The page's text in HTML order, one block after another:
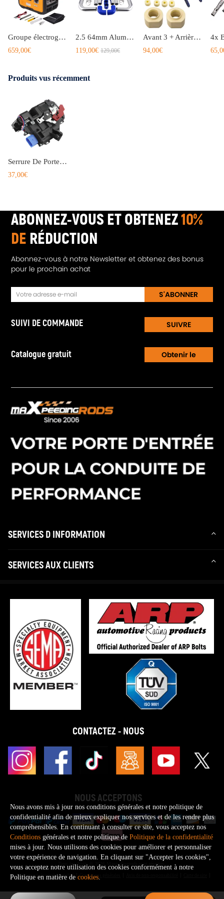
Groupe électrogène Inverter Silencieux 2.3KW, 3.3kW 5.5KW LPG essence Générateur
659,00€
2.5 64mm Aluminum Turbo Intercooler Turbo Piping pipe Universel Turbo tuyau kit
119,00€ 129,00€
Avant 3 + Arrière 2 Lift Kit Spacers compatible pour Jeep Cherokee XJ 84-01 4WD
94,00€
Produits vus récemment
Serrure De Porte Avant Gauche compatible pour Vw Golf V Plus Jetta Iii Touran compatible pour Skoda Octavia
37,00€
ABONNEZ-VOUS ET OBTENEZ10%
DE RÉDUCTION
Abonnez-vous à notre Newsletter et obtenez des bonus
pour le prochain achat
S'ABONNER
SUIVI DE COMMANDE SUIVRE
Catalogue gratuit
Obtenir le
SERVICES D INFORMATION
SERVICES AUX CLIENTS
CONTACTEZ - NOUS
NOUS ACCEPTONS
Tous les droits © 2026 Maxpedingrods sont réservés.
Politique de la confidentialité Conditions générales
Nous avons mis à jour nos conditions générales et notre politique de
confidentialité afin de mieux expliquer nos services et de les rendre plus
compréhensibles. En continuant à consulter ce site, vous acceptez nos
Conditions générales et notre politique de Politique de la confidentialité
mises à jour. Nous utilisons des cookies pour améliorer et personnaliser
votre expérience de navigation. En cliquant sur "Accepter les cookies",
vous acceptez notre utilisation des cookies conformément à notre
Politique en matière de cookies.